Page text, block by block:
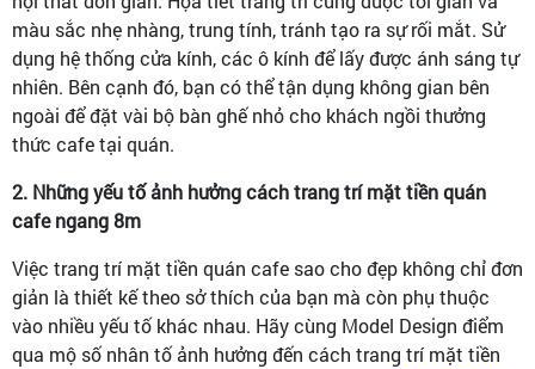
màu sắc nhẹ nhàng, trung tính, tránh tạo ra sự rối mắt. Sử
dụng hệ thống cửa kính, các ô kính để lấy được ánh sáng tự
nhiên. Bên cạnh đó, bạn có thể tận dụng không gian bên
ngoài để đặt vài bộ bàn ghế nhỏ cho khách ngồi thưởng
thức cafe tại quán.
2. Những yếu tố ảnh hưởng cách trang trí mặt tiền quán
cafe ngang 8m
Việc trang trí mặt tiền quán cafe sao cho đẹp không chỉ đơn
giản là thiết kế theo sở thích của bạn mà còn phụ thuộc
vào nhiều yếu tố khác nhau. Hãy cùng Model Design điểm
qua mộ số nhân tố ảnh hưởng đến cách trang trí mặt tiền